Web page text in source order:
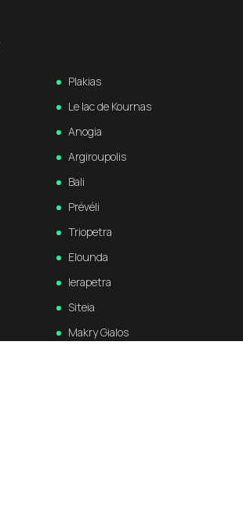
Plakias
Le lac de Kournas
Anogia
Argiroupolis
Bali
Prévéli
Triopetra
Elounda
Ierapetra
Siteia
Makry Gialos